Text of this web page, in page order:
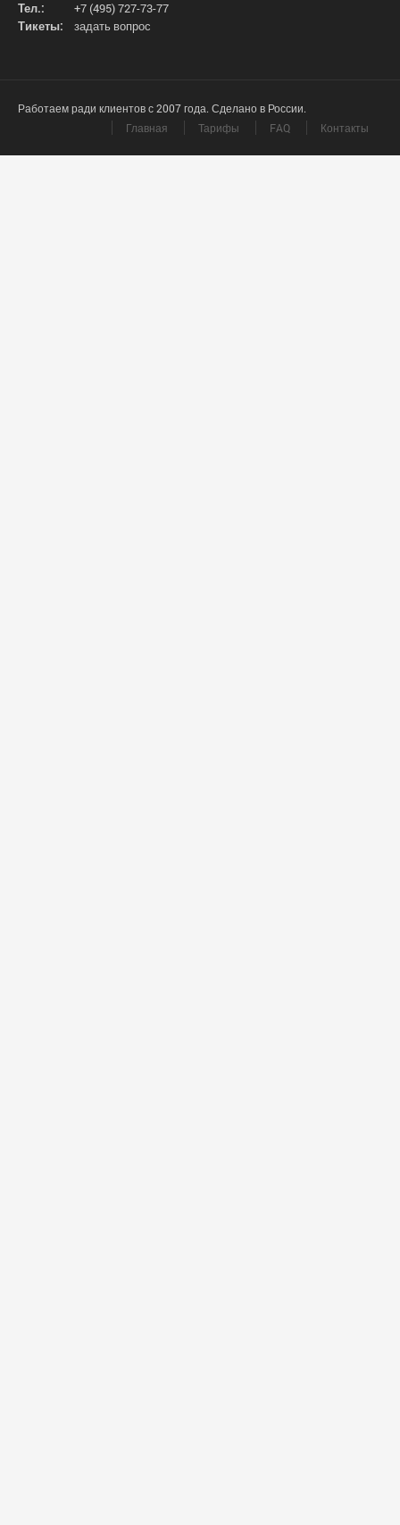
Тел.:
+7 (495) 727-73-77
Тикеты:
задать вопрос
Работаем ради клиентов с 2007 года. Сделано в России.
Главная
Тарифы FAQ Контакты